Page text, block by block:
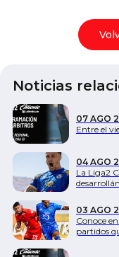
LigaFan
Clubes
Noticias
Documentos
Noticias
07 AGO
Entre el
04 AGO
La Liga2
03 AGO
Conoce
partidos